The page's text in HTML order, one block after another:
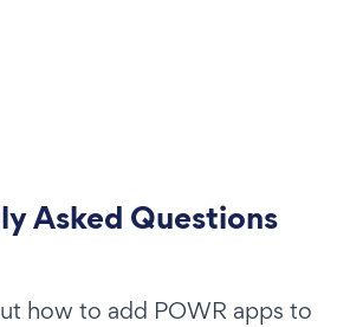
Asked Questions
how to add POWR apps to